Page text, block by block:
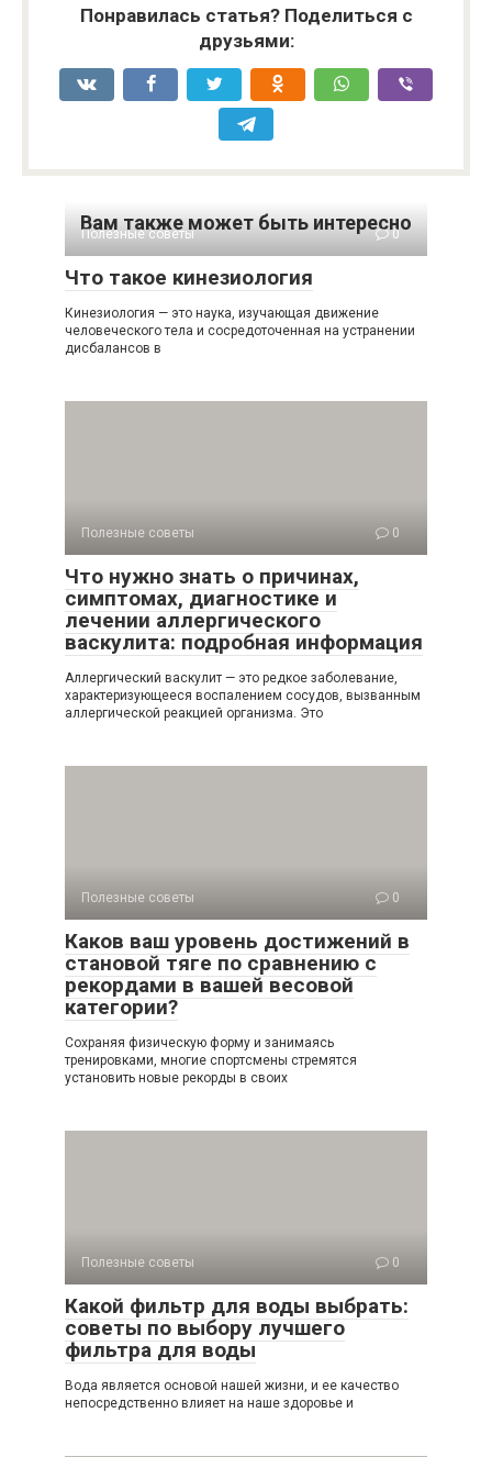
Понравилась статья? Поделиться с
друзьями:
Вам также может быть интересно
Полезные советы 0
Что такое кинезиология
Кинезиология — это наука, изучающая движение
человеческого тела и сосредоточенная на устранении
дисбалансов в
Полезные советы 0
Что нужно знать о причинах,
симптомах, диагностике и
лечении аллергического
васкулита: подробная информация
Аллергический васкулит — это редкое заболевание,
характеризующееся воспалением сосудов, вызванным
аллергической реакцией организма. Это
Полезные советы 0
Каков ваш уровень достижений в
становой тяге по сравнению с
рекордами в вашей весовой
категории?
Сохраняя физическую форму и занимаясь
тренировками, многие спортсмены стремятся
установить новые рекорды в своих
Полезные советы 0
Какой фильтр для воды выбрать:
советы по выбору лучшего
фильтра для воды
Вода является основой нашей жизни, и ее качество
непосредственно влияет на наше здоровье и